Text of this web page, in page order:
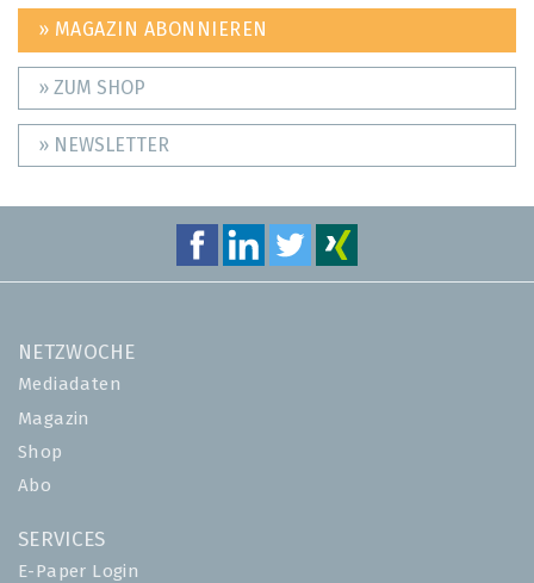
» MAGAZIN ABONNIEREN
» ZUM SHOP
» NEWSLETTER
NETZWOCHE
Mediadaten
Magazin
Shop
Abo
SERVICES
E-Paper Login